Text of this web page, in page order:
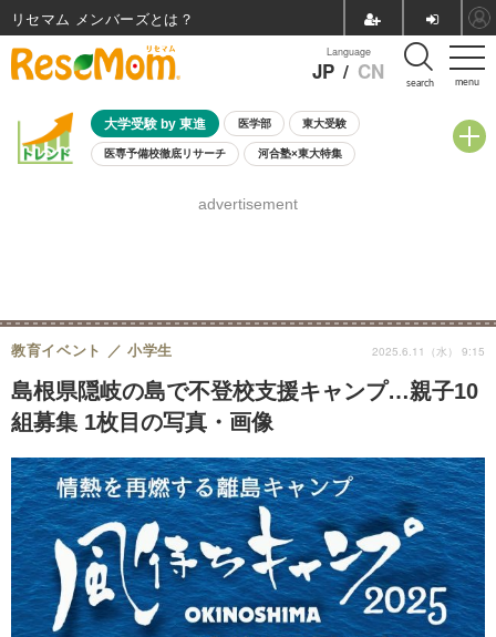
menu
Language
JP / CN search
大学受験 by 東進 医学部 東大受験
医専予備校徹底リサーチ 河合塾×東大特集
8月開催学校説明会・相談会
advertisement
島根県隠岐の島で不登校支援キャンプ…親子10
組募集 1枚目の写真・画像
教育イベント 小学生 2025.6.11（水） 9:15
リセマム メンバーズ